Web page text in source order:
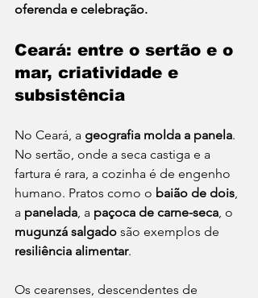
oferenda e celebração.
Ceará: entre o sertão e o
mar, criatividade e
subsistência
No Ceará, a geografia molda a panela.
No sertão, onde a seca castiga e a
fartura é rara, a cozinha é de engenho
humano. Pratos como o baião de dois
a panelada , a paçoca de carne-seca , o
mugunzá salgado são exemplos de
resiliência alimentar.
Os cearenses, descendentes de